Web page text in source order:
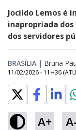
Jocildo Lemos é
inapropriada
dos servidores
BRASÍLIA | Bruna
11/02/2026 - 11H36
A+